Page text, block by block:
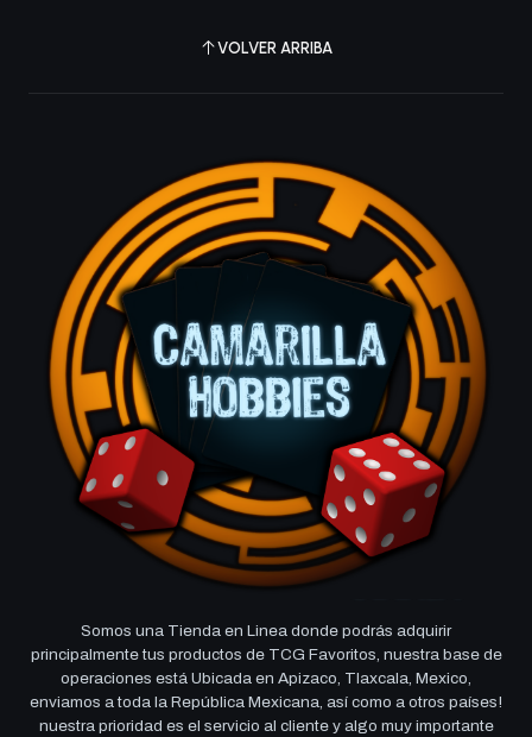
VOLVER ARRIBA
Somos una Tienda en Linea donde podrás adquirir
principalmente tus productos de TCG Favoritos, nuestra base de
operaciones está Ubicada en Apizaco, Tlaxcala, Mexico,
enviamos a toda la República Mexicana, así como a otros países!
nuestra prioridad es el servicio al cliente y algo muy importante